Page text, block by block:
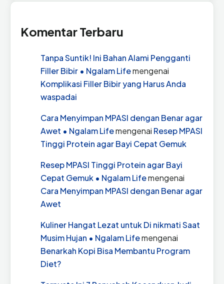
Komentar Terbaru
Tanpa Suntik! Ini Bahan Alami Pengganti
Filler Bibir • Ngalam Lifemengenai
Komplikasi Filler Bibir yang Harus Anda
waspadai
Cara Menyimpan MPASI dengan Benar agar
Awet • Ngalam Lifemengenai Resep MPASI
Tinggi Protein agar Bayi Cepat Gemuk
Resep MPASI Tinggi Protein agar Bayi
Cepat Gemuk • Ngalam Lifemengenai
Cara Menyimpan MPASI dengan Benar agar
Awet
Kuliner Hangat Lezat untuk Di nikmati Saat
Musim Hujan • Ngalam Lifemengenai
Benarkah Kopi Bisa Membantu Program
Diet?